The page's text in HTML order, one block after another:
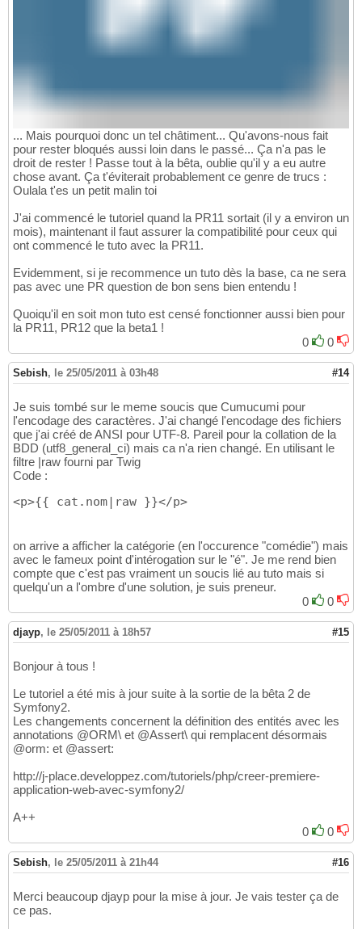
... Mais pourquoi donc un tel châtiment... Qu'avons-nous fait
pour rester bloqués aussi loin dans le passé... Ça n'a pas le
droit de rester ! Passe tout à la bêta, oublie qu'il y a eu autre
chose avant. Ça t'éviterait probablement ce genre de trucs :
Oulala t'es un petit malin toi
J'ai commencé le tutoriel quand la PR11 sortait (il y a environ un
mois), maintenant il faut assurer la compatibilité pour ceux qui
ont commencé le tuto avec la PR11.
Evidemment, si je recommence un tuto dès la base, ca ne sera
pas avec une PR question de bon sens bien entendu !
Quoiqu'il en soit mon tuto est censé fonctionner aussi bien pour
la PR11, PR12 que la beta1 !
0
0
Sebish, le 25/05/2011 à 03h48 #14
Je suis tombé sur le meme soucis que Cumucumi pour
l'encodage des caractères. J'ai changé l'encodage des fichiers
que j'ai créé de ANSI pour UTF-8. Pareil pour la collation de la
BDD (utf8_general_ci) mais ca n'a rien changé. En utilisant le
filtre |raw fourni par Twig
Code :
<p>{{ cat.nom|raw }}</p>
on arrive a afficher la catégorie (en l'occurence "comédie") mais
avec le fameux point d'intérogation sur le "é". Je me rend bien
compte que c'est pas vraiment un soucis lié au tuto mais si
quelqu'un a l'ombre d'une solution, je suis preneur.
0
0
djayp, le 25/05/2011 à 18h57 #15
Bonjour à tous !
Le tutoriel a été mis à jour suite à la sortie de la bêta 2 de
Symfony2.
Les changements concernent la définition des entités avec les
annotations @ORM\ et @Assert\ qui remplacent désormais
@orm: et @assert:
http://j-place.developpez.com/tutoriels/php/creer-premiere-
application-web-avec-symfony2/
A++
0
0
Sebish, le 25/05/2011 à 21h44 #16
Merci beaucoup djayp pour la mise à jour. Je vais tester ça de
ce pas.